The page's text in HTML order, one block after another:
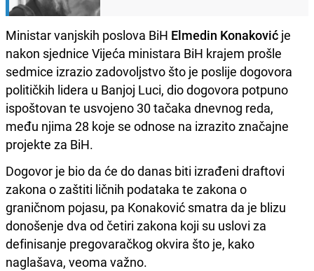
Ministar vanjskih poslova BiH Elmedin Konaković je
nakon sjednice Vijeća ministara BiH krajem prošle
sedmice izrazio zadovoljstvo što je poslije dogovora
političkih lidera u Banjoj Luci, dio dogovora potpuno
ispoštovan te usvojeno 30 tačaka dnevnog reda,
među njima 28 koje se odnose na izrazito značajne
projekte za BiH.
Dogovor je bio da će do danas biti izrađeni draftovi
zakona o zaštiti ličnih podataka te zakona o
graničnom pojasu, pa Konaković smatra da je blizu
donošenje dva od četiri zakona koji su uslovi za
definisanje pregovaračkog okvira što je, kako
naglašava, veoma važno.